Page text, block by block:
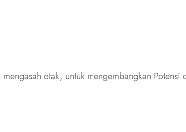
otak, untuk mengembangkan Potensi